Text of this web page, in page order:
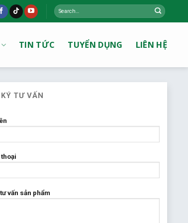
Search
for:
TIN TỨC TUYỂN DỤNG LIÊN HỆ
TƯ VẤN
vấn sản phẩm